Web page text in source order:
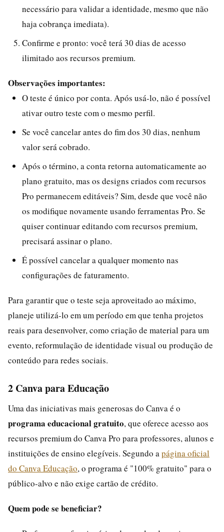
necessário para validar a identidade, mesmo que não
haja cobrança imediata).
Confirme e pronto: você terá 30 dias de acesso
ilimitado aos recursos premium.
Observações importantes:
O teste é único por conta. Após usá-lo, não é possível
ativar outro teste com o mesmo perfil.
Se você cancelar antes do fim dos 30 dias, nenhum
valor será cobrado.
Após o término, a conta retorna automaticamente ao
plano gratuito, mas os designs criados com recursos
Pro permanecem editáveis? Sim, desde que você não
os modifique novamente usando ferramentas Pro. Se
quiser continuar editando com recursos premium,
precisará assinar o plano.
É possível cancelar a qualquer momento nas
configurações de faturamento.
Para garantir que o teste seja aproveitado ao máximo,
planeje utilizá-lo em um período em que tenha projetos
reais para desenvolver, como criação de material para um
evento, reformulação de identidade visual ou produção de
conteúdo para redes sociais.
2 Canva para Educação
Uma das iniciativas mais generosas do Canva é o
programa educacional gratuito, que oferece acesso aos
recursos premium do Canva Pro para professores, alunos e
instituições de ensino elegíveis. Segundo a página oficial
do Canva Educação, o programa é "100% gratuito" para o
público-alvo e não exige cartão de crédito.
Quem pode se beneficiar?